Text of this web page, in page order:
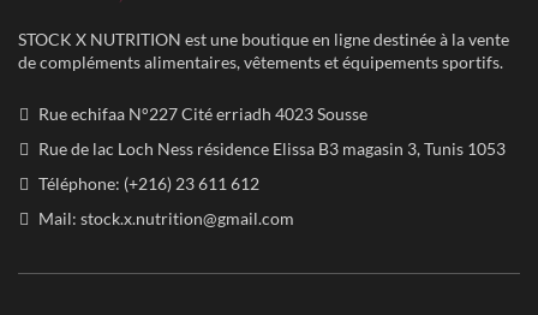
STOCK X NUTRITION est une boutique en ligne destinée à la vente
de compléments alimentaires, vêtements et équipements sportifs.
Rue echifaa N°227 Cité erriadh 4023 Sousse
Rue de lac Loch Ness résidence Elissa B3 magasin 3, Tunis 1053
Téléphone: (+216) 23 611 612
Mail: stock.x.nutrition@gmail.com